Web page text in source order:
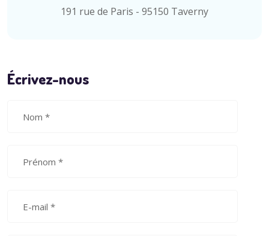
191 rue de Paris - 95150 Taverny
Écrivez-nous